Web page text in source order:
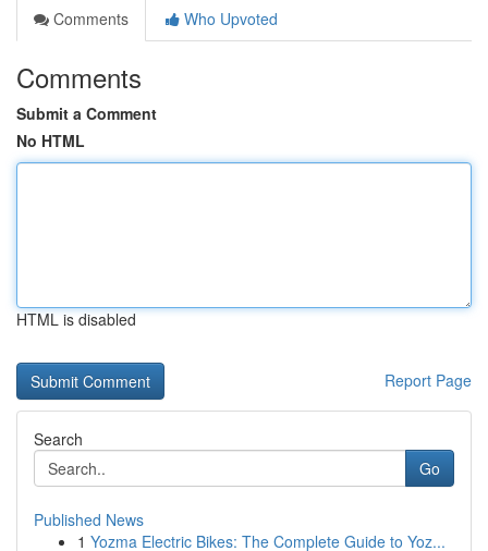
Comments
Who Upvoted
Comments
Submit a Comment
No HTML
HTML is disabled
Report Page
Search
Go
Published News
1 Yozma Electric Bikes: The Complete Guide to Yoz...